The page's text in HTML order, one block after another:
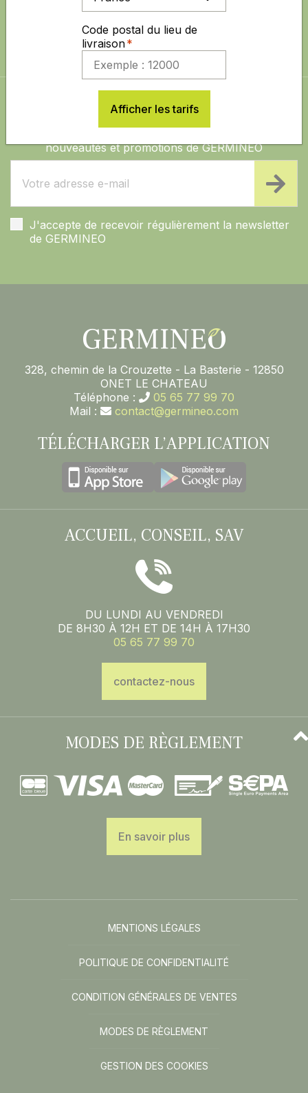
SUIVEZ NOUS AUSSI SUR
ABONNEZ-VOUS À LA NEWSLETTER
nouveautés et promotions de GERMINEO
J'accepte de recevoir régulièrement la newsletter
de GERMINEO
328, chemin de la Crouzette - La Basterie - 12850
ONET LE CHATEAU
Téléphone :
05 65 77 99 70
Mail :
contact@germineo.com
TÉLÉCHARGER L’APPLICATION
ACCUEIL, CONSEIL, SAV
DU LUNDI AU VENDREDI
DE 8H30 À 12H ET DE 14H À 17H30
05 65 77 99 70
contactez-nous
MODES DE RÈGLEMENT
En savoir plus
MENTIONS LÉGALES
POLITIQUE DE CONFIDENTIALITÉ
CONDITION GÉNÉRALES DE VENTES
MODES DE RÈGLEMENT
GESTION DES COOKIES
Code postal du lieu de
livraison
Afficher les tarifs